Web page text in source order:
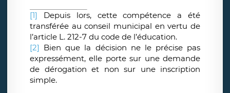
[1]
Depuis lors, cette compétence a été
transférée au conseil municipal en vertu de
l’article L. 212-7 du code de l’éducation.
[2] Bien que la décision ne le précise pas
expressément, elle porte sur une demande
de dérogation et non sur une inscription
simple.